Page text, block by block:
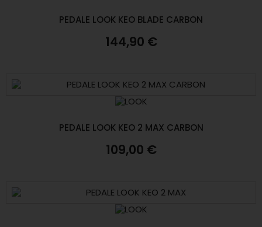
PEDALE LOOK KEO BLADE CARBON
144,90 €
PEDALE LOOK KEO 2 MAX CARBON
109,00 €